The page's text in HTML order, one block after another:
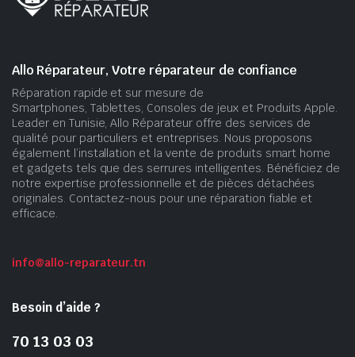
Allo Réparateur, Votre réparateur de confiance
Réparation rapide et sur mesure de
Smartphones, Tablettes, Consoles de jeux et Produits Apple.
Leader en Tunisie, Allo Réparateur offre des services de
qualité pour particuliers et entreprises. Nous proposons
également l’installation et la vente de produits smart home
et gadgets tels que des serrures intelligentes. Bénéficiez de
notre expertise professionnelle et de pièces détachées
originales. Contactez-nous pour une réparation fiable et
efficace.
info@allo-reparateur.tn
Besoin d’aide ?
70 13 03 03